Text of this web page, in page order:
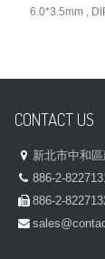
6.0*3.5mm ,
CONTACT US
新北市中和
886-2-
886-2-